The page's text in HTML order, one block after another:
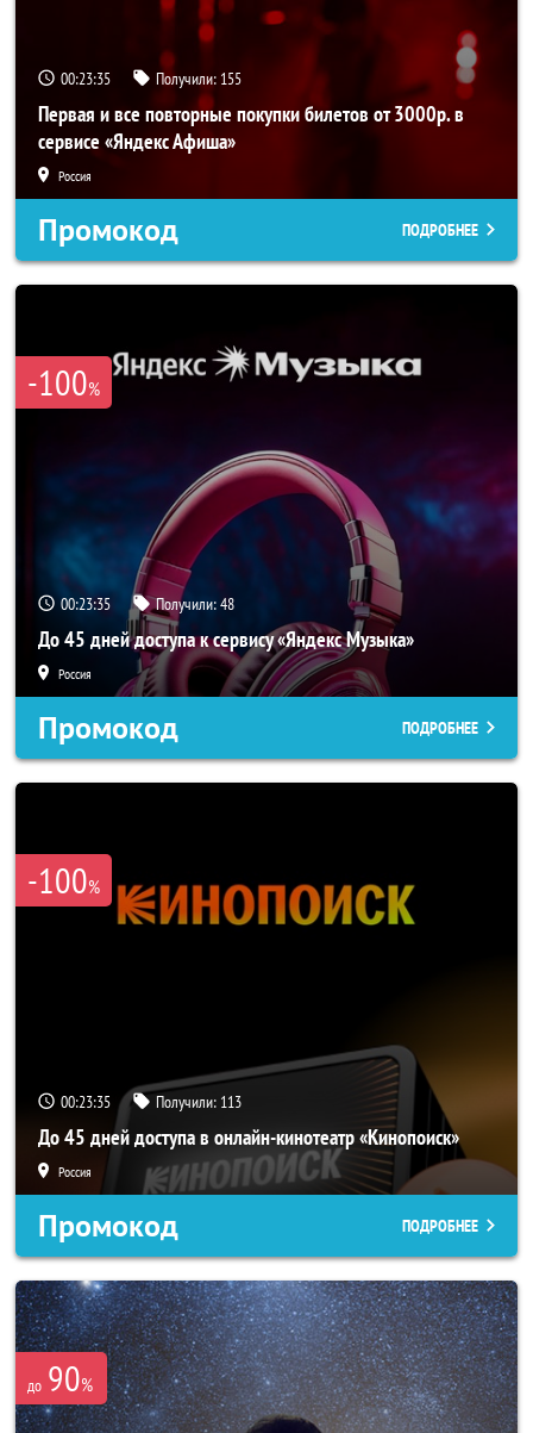
00:23:34 Получили: 155
Первая и все повторные покупки билетов от 3000р. в
сервисе «Яндекс Афиша»
Россия
Промокод ПОДРОБНЕЕ
-100%
00:23:34 Получили:48
До 45 дней доступа к сервису «Яндекс Музыка»
Россия
Промокод ПОДРОБНЕЕ
-100%
00:23:34 Получили: 113
До 45 дней доступа в онлайн-кинотеатр «Кинопоиск»
Россия
Промокод ПОДРОБНЕЕ
до 90%